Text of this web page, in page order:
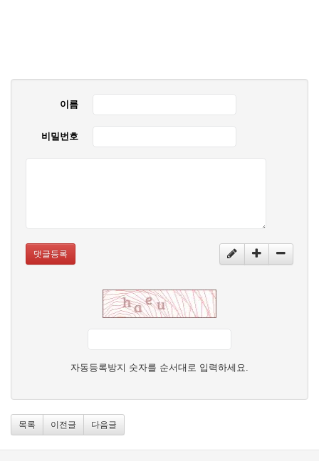
이름
비밀번호
댓글등록
자동등록방지 숫자를 순서대로 입력하세요.
목록 이전글 다음글